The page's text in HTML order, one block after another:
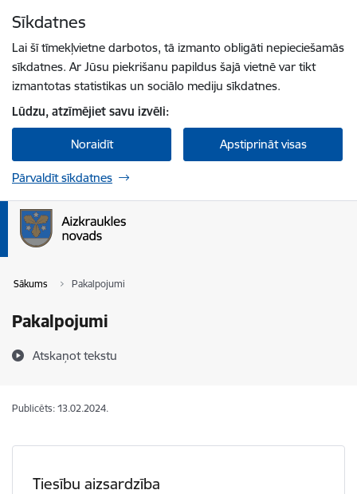
Sīkdatnes
Lai šī tīmekļvietne darbotos, tā izmanto obligāti nepieciešamās
sīkdatnes. Ar Jūsu piekrišanu papildus šajā vietnē var tikt
izmantotas statistikas un sociālo mediju sīkdatnes.
Lūdzu, atzīmējiet savu izvēli:
Noraidīt Apstiprināt visas
Pārvaldīt sīkdatnes
Sākums Pakalpojumi
Pakalpojumi
Atskaņot tekstu
Publicēts: 13.02.2024.
Tiesību aizsardzība